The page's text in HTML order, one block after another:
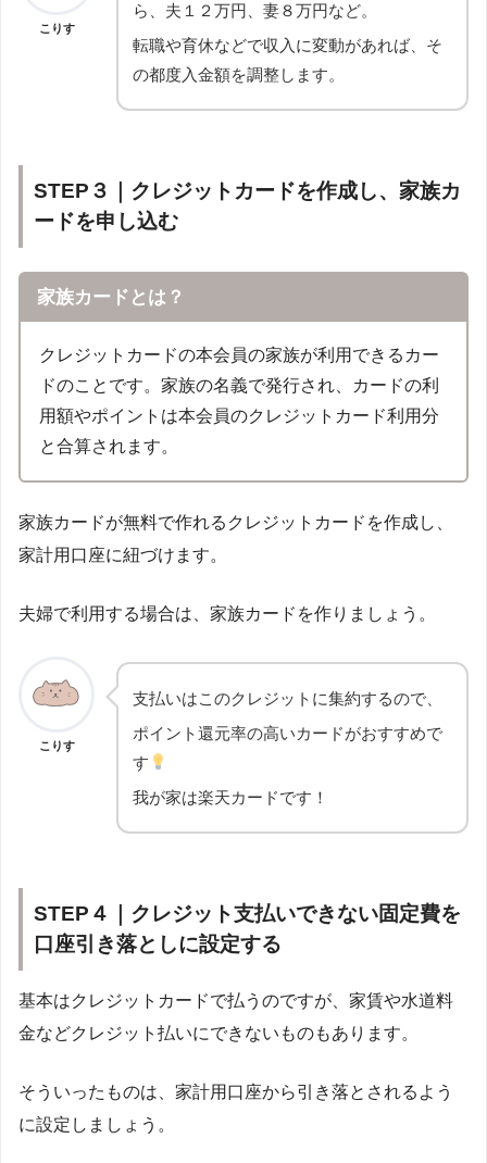
こりす
ら、夫１２万円、妻８万円など。
転職や育休などで収入に変動があれば、そ
の都度入金額を調整します。
STEP３｜クレジットカードを作成し、家族カ
ードを申し込む
家族カードとは？
クレジットカードの本会員の家族が利用できるカー
ドのことです。家族の名義で発行され、カードの利
用額やポイントは本会員のクレジットカード利用分
と合算されます。
家族カードが無料で作れるクレジットカードを作成し、
家計用口座に紐づけます。
夫婦で利用する場合は、家族カードを作りましょう。
こりす
支払いはこのクレジットに集約するので、
ポイント還元率の高いカードがおすすめで
す
我が家は楽天カードです！
STEP４｜クレジット支払いできない固定費を
口座引き落としに設定する
基本はクレジットカードで払うのですが、家賃や水道料
金などクレジット払いにできないものもあります。
そういったものは、家計用口座から引き落とされるよう
に設定しましょう。